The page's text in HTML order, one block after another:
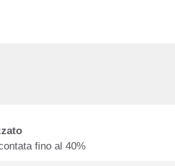
fino al 40%